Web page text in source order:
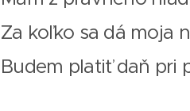
Za koľko sa dá moja
Budem platiť daň pri